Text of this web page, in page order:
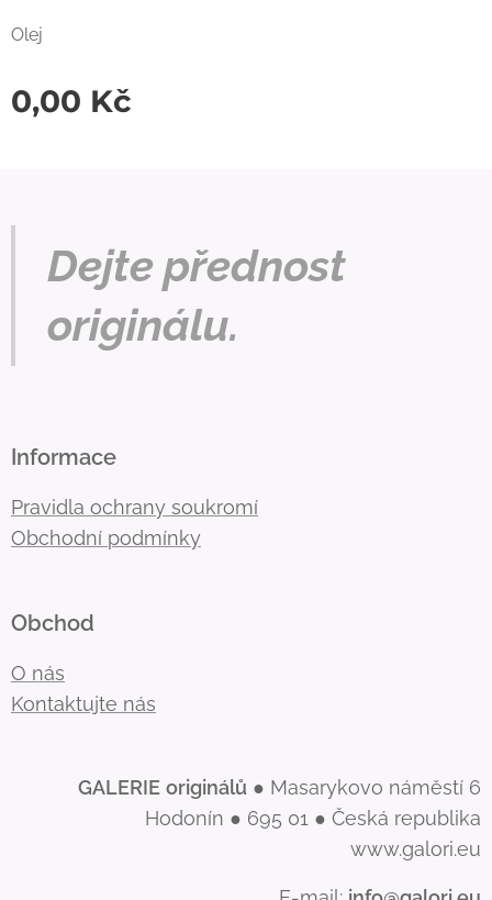
Olej
0,00 Kč
Dejte přednost
originálu.
Informace
Pravidla ochrany soukromí
Obchodní podmínky
Obchod
O nás
Kontaktujte nás
GALERIE originálů ● Masarykovo náměstí 6
Hodonín ● 695 01 ● Česká republika
www.galori.eu